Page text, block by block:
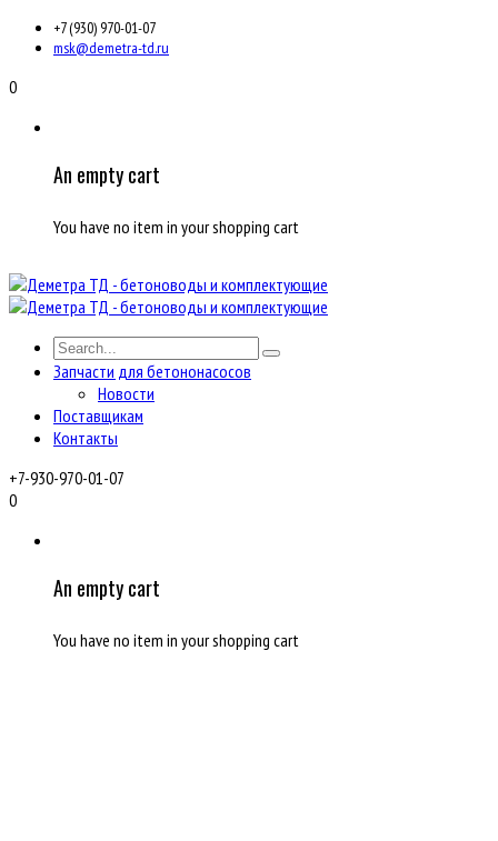
+7 (930) 970-01-07
msk@demetra-td.ru
0
An empty cart
You have no item in your shopping cart
Запчасти для бетононасосов
Новости
Поставщикам
Контакты
+7-930-970-01-07
0
An empty cart
You have no item in your shopping cart